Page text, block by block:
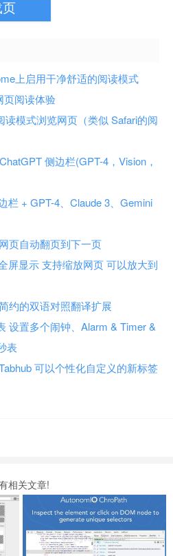
页
上启用干净舒适的阅读模式
页阅读体验
读模式浏览网页（类似 Safari的阅
侧边栏(GPT-4，Vision，
栏 + GPT-4、Claude 3、Gemini
页自动翻页到下一页
屏显示 支持缩放网页 可以放大到
约的双语对照翻译扩展
设置多个闹钟、Alarm & Timer &
表
可以个性化自定义的新标签
相关文章!